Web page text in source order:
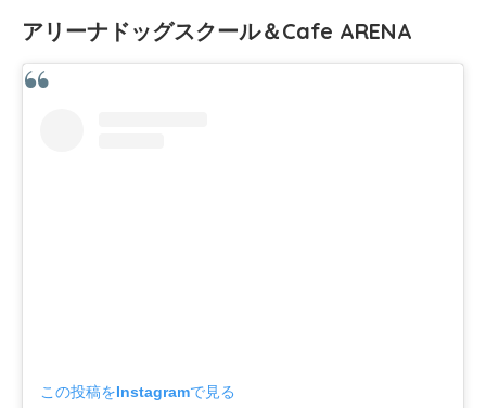
アリーナドッグスクール＆Cafe ARENA
この投稿をInstagramで見る